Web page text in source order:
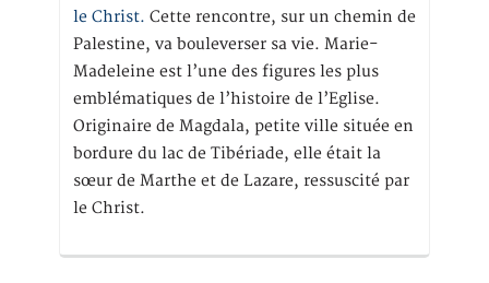
le Christ. Cette rencontre, sur un chemin de
Palestine, va bouleverser sa vie. Marie-
Madeleine est l’une des figures les plus
emblématiques de l’histoire de l’Eglise.
Originaire de Magdala, petite ville située en
bordure du lac de Tibériade, elle était la
sœur de Marthe et de Lazare, ressuscité par
le Christ.